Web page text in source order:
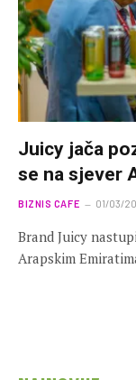
Juicy jača
se na sjever
BIZNIS CAFE 01/03/
Brand Juicy
Arapskim